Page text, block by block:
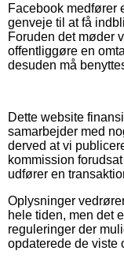
Facebook
genveje til at få
Foruden det møder
offentliggøre en
desuden må
Dette website
samarbejder med
derved at vi
kommission
udfører en
Oplysninger
hele tiden, men det
reguleringer der
opdaterede de viste